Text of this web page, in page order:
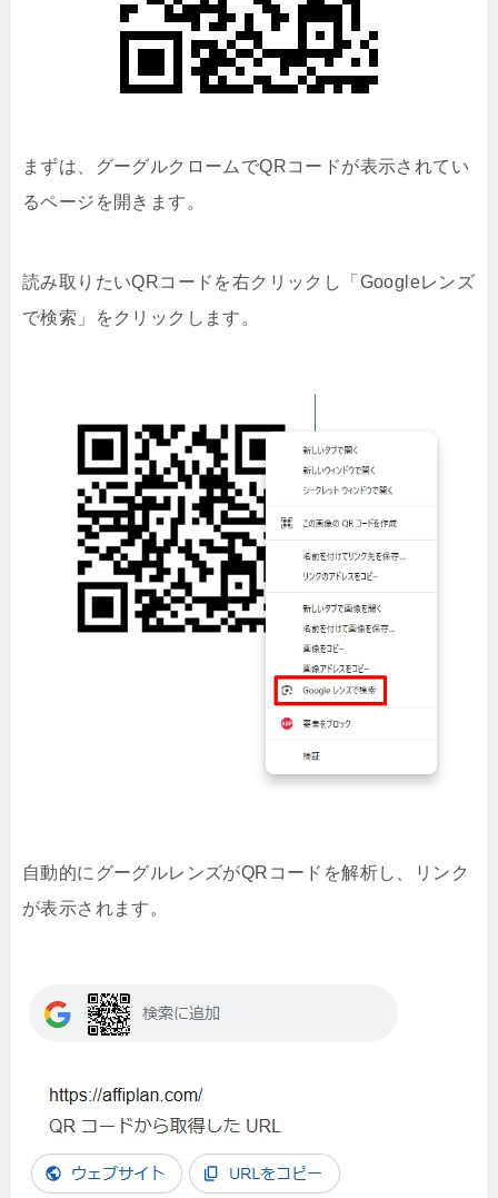
まずは、
グーグルクロームでQRコードが表示されてい
るページを開きます。
読み取りたいQRコードを右クリックし「Googleレンズ
で検索」をクリックします 。
自動的にグーグルレンズがQRコードを解析し、リンク
が表示されます。